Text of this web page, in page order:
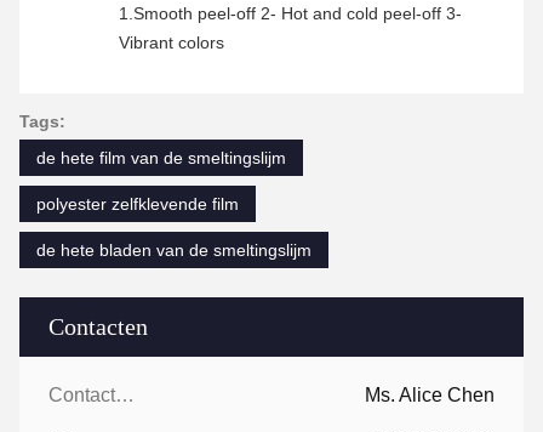
Contacten
Contacten: Ms. Alice Chen
1.Smooth peel-off 2- Hot and cold peel-off 3-
Vibrant colors
Tags:
de hete film van de smeltingslijm
polyester zelfklevende film
de hete bladen van de smeltingslijm